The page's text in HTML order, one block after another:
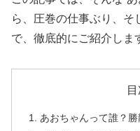
ら、圧巻の仕事ぶり、そ
で、徹底的にご紹介しま
あおちゃんって誰？勝